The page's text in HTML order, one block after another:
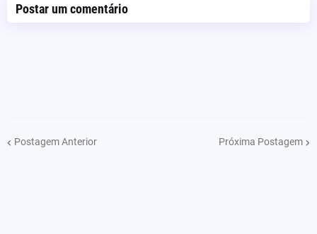
Postar um comentário
Postagem Anterior Próxima Postagem